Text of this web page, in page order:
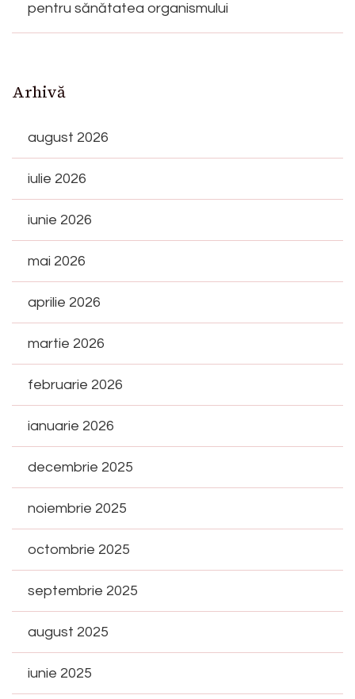
pentru sănătatea organismului
Arhivă
august 2026
iulie 2026
iunie 2026
mai 2026
aprilie 2026
martie 2026
februarie 2026
ianuarie 2026
decembrie 2025
noiembrie 2025
octombrie 2025
septembrie 2025
august 2025
iunie 2025